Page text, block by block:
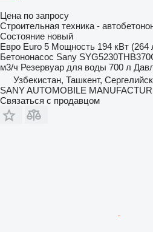
Цена по запросу
Строительная техника -
Состояние новый
Евро Euro 5 Мощность 194 кВт (264
Бетононасос Sany
м3/ч Резервуар для воды 700 л
Узбекистан, Ташкент,
SANY AUTOMOBILE
Связаться с продавцом